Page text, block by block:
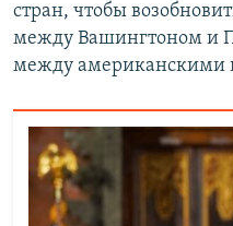
стран, чтобы
между Вашингтоном и
между американскими